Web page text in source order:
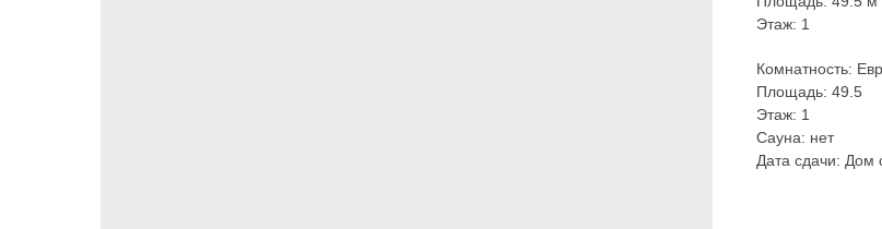
Этаж: 1
Комнатность:
Площадь: 49.5
Этаж: 1
Сауна: нет
Дата сдачи: Дом